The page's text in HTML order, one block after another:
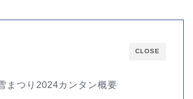
CLOSE
まつり2024カンタン概要